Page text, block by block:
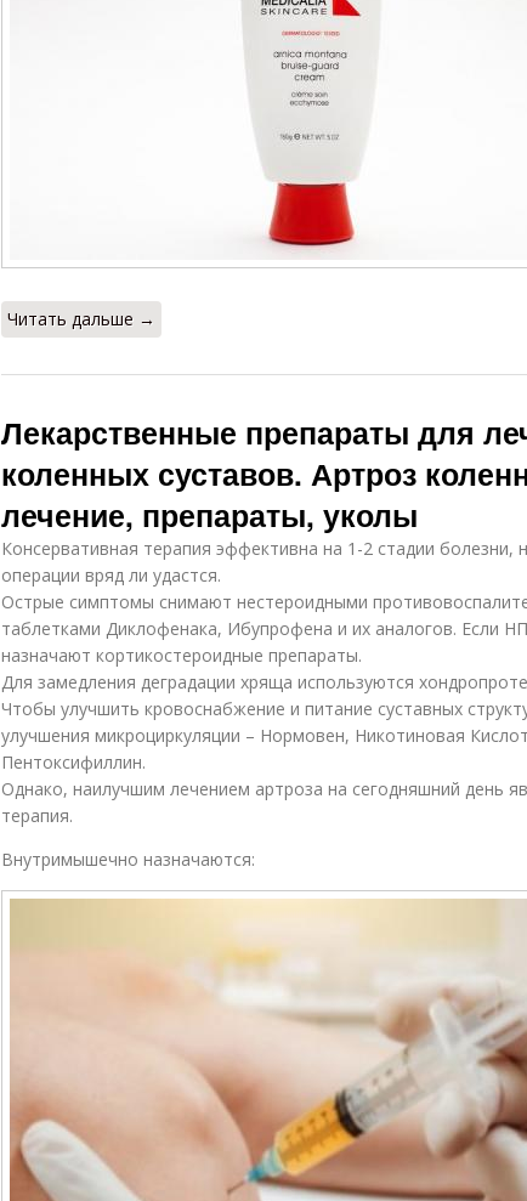
Читать дальше →
Лекарственные препараты для
коленных суставов. Артроз
лечение, препараты, уколы
Консервативная терапия эффективна на 1-2 стадии болезни,
операции вряд ли удастся.
Острые симптомы снимают нестероидными
таблетками Диклофенака, Ибупрофена и их аналогов. Если
назначают кортикостероидные препараты.
Для замедления деградации хряща используются
Чтобы улучшить кровоснабжение и питание суставных
улучшения микроциркуляции – Нормовен, Никотиновая
Пентоксифиллин.
Однако, наилучшим лечением артроза на сегодняшний день
терапия.
Внутримышечно назначаются: